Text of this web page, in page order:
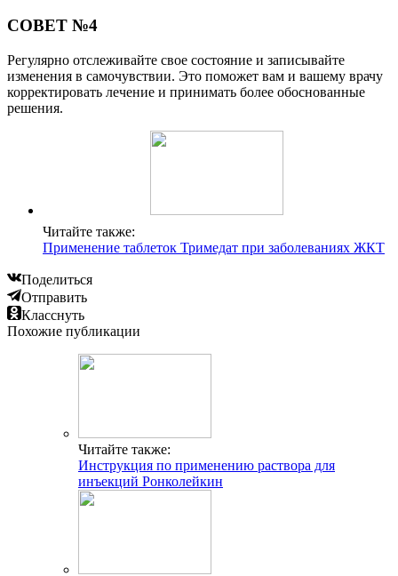
СОВЕТ №4
Регулярно отслеживайте свое состояние и записывайте
изменения в самочувствии. Это поможет вам и вашему врачу
корректировать лечение и принимать более обоснованные
решения.
Читайте также:
Применение таблеток Тримедат при заболеваниях ЖКТ
Поделиться
Отправить
Класснуть
Похожие публикации
Читайте также:
Инструкция по применению раствора для
инъекций Ронколейкин